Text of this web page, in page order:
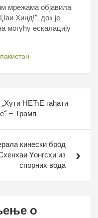
мрежама објавила
Хинд!“, док је
могућу ескалацију
пакистан
НЕЋЕ гађати
– Трамп
кинески брод
Yонгсхи из
спорних вода
о